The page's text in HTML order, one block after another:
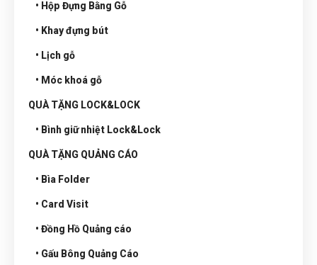
• Hộp Đựng Bằng Gỗ
• Khay đựng bút
• Lịch gỗ
• Móc khoá gỗ
QUÀ TẶNG LOCK&LOCK
• Bình giữ nhiệt Lock&Lock
QUÀ TẶNG QUẢNG CÁO
• Bìa Folder
• Card Visit
• Đồng Hồ Quảng cáo
• Gấu Bông Quảng Cáo